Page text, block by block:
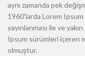
aynı zamanda pek
1960'larda Lorem Ipsum
yayınlanması ile ve
Ipsum sürümleri içeren
olmuştur.